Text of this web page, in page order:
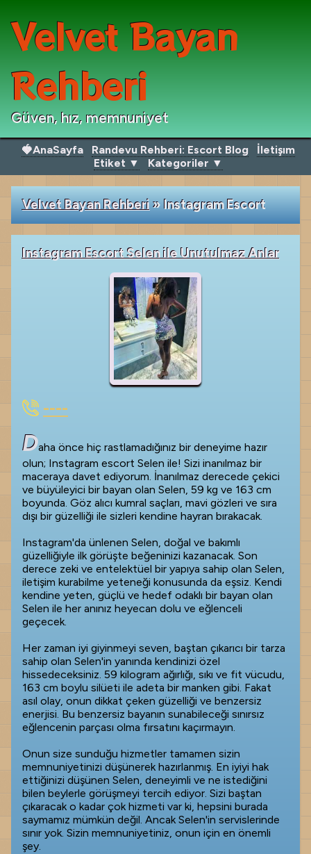
Velvet Bayan
Rehberi
Güven, hız, memnuniyet
🍓AnaSayfa Randevu Rehberi: Escort Blog
İletişım
Etiket ▼
Kategoriler ▼
Velvet Bayan Rehberi»Instagram Escort
Instagram Escort Selen ile Unutulmaz Anlar
----
Daha önce hiç rastlamadığınız bir deneyime hazır
olun; Instagram escort Selen ile! Sizi inanılmaz bir
maceraya davet ediyorum. İnanılmaz derecede çekici
ve büyüleyici bir bayan olan Selen, 59 kg ve 163 cm
boyunda. Göz alıcı kumral saçları, mavi gözleri ve sıra
dışı bir güzelliği ile sizleri kendine hayran bırakacak.
Instagram'da ünlenen Selen, doğal ve bakımlı
güzelliğiyle ilk görüşte beğeninizi kazanacak. Son
derece zeki ve entelektüel bir yapıya sahip olan Selen,
iletişim kurabilme yeteneği konusunda da eşsiz. Kendi
kendine yeten, güçlü ve hedef odaklı bir bayan olan
Selen ile her anınız heyecan dolu ve eğlenceli
geçecek.
Her zaman iyi giyinmeyi seven, baştan çıkarıcı bir tarza
sahip olan Selen'in yanında kendinizi özel
hissedeceksiniz. 59 kilogram ağırlığı, sıkı ve fit vücudu,
163 cm boylu silüeti ile adeta bir manken gibi. Fakat
asıl olay, onun dikkat çeken güzelliği ve benzersiz
enerjisi. Bu benzersiz bayanın sunabileceği sınırsız
eğlencenin parçası olma fırsatını kaçırmayın.
Onun size sunduğu hizmetler tamamen sizin
memnuniyetinizi düşünerek hazırlanmış. En iyiyi hak
ettiğinizi düşünen Selen, deneyimli ve ne istediğini
bilen beylerle görüşmeyi tercih ediyor. Sizi baştan
çıkaracak o kadar çok hizmeti var ki, hepsini burada
saymamız mümkün değil. Ancak Selen'in servislerinde
sınır yok. Sizin memnuniyetiniz, onun için en önemli
şey.